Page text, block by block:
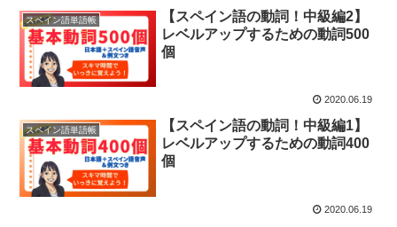
スペイン語単語帳
【スペイン語の動詞！中級編2】
レベルアップするための動詞500
個
2020.06.19
スペイン語単語帳
【スペイン語の動詞！中級編1】
レベルアップするための動詞400
個
2020.06.19